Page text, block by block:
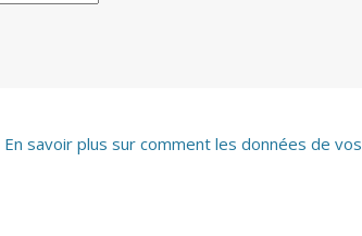
En savoir plus sur comment les données de vos